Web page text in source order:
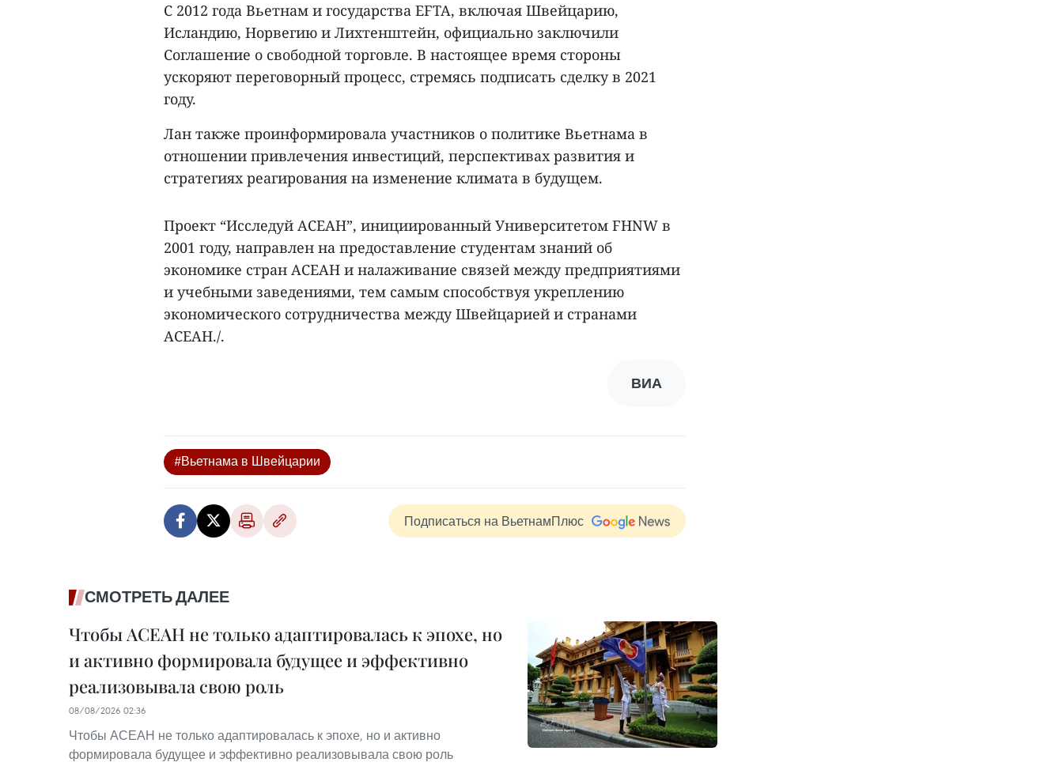
С 2012 года Вьетнам и государства EFTA, включая Швейцарию,
Исландию, Норвегию и Лихтенштейн, официально заключили
Соглашение о свободной торговле. В настоящее время стороны
ускоряют переговорный процесс, стремясь подписать сделку в 2021
году.
Лан также проинформировала участников о политике Вьетнама в
отношении привлечения инвестиций, перспективах развития и
стратегиях реагирования на изменение климата в будущем.
Проект “Исследуй АСЕАН”, инициированный Университетом FHNW в
2001 году, направлен на предоставление студентам знаний об
экономике стран АСЕАН и налаживание связей между предприятиями
и учебными заведениями, тем самым способствуя укреплению
экономического сотрудничества между Швейцарией и странами
АСЕАН./.
ВИА
#Вьетнама в Швейцарии
Подписаться на ВьетнамПлюс
СМОТРЕТЬ ДАЛЕЕ
Чтобы АСЕАН не только адаптировалась к эпохе, но
и активно формировала будущее и эффективно
реализовывала свою роль
08/08/2026 02:36
Чтобы АСЕАН не только адаптировалась к эпохе, но и активно
формировала будущее и эффективно реализовывала свою роль